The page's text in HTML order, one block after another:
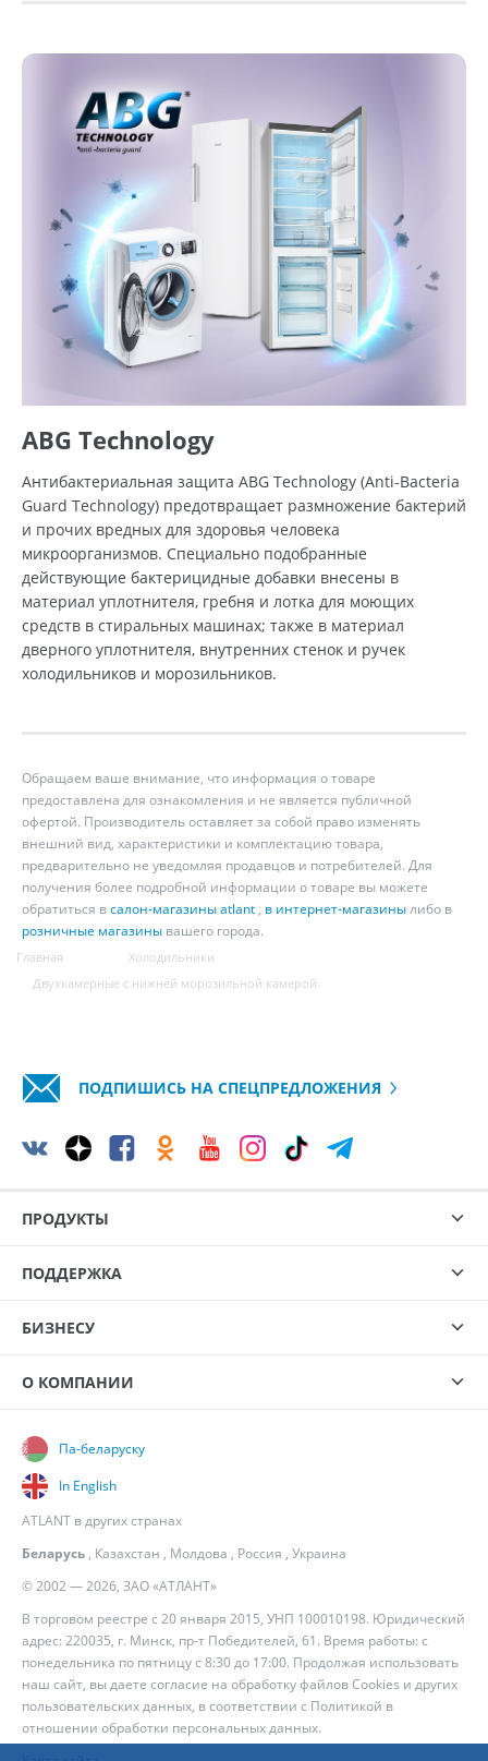
ABG Technology
Антибактериальная защита ABG Technology (Anti-Bacteria
Guard Technology) предотвращает размножение бактерий
и прочих вредных для здоровья человека
микроорганизмов. Специально подобранные
действующие бактерицидные добавки внесены в
материал уплотнителя, гребня и лотка для моющих
средств в стиральных машинах; также в материал
дверного уплотнителя, внутренних стенок и ручек
холодильников и морозильников.
Обращаем ваше внимание, что информация о товаре
предоставлена для ознакомления и не является публичной
офертой. Производитель оставляет за собой право изменять
внешний вид, характеристики и комплектацию товара,
предварительно не уведомляя продавцов и потребителей. Для
получения более подробной информации о товаре вы можете
обратиться всалон-магазины atlant , в интернет-магазинылибо в
розничные магазины вашего города.
Главная
Холодильники
Двухкамерные с нижней морозильной камерой
ПОДПИШИСЬ НА СПЕЦПРЕДЛОЖЕНИЯ
ПРОДУКТЫ
ПОДДЕРЖКА
БИЗНЕСУ
О КОМПАНИИ
© 2002 — 2026, ЗАО «АТЛАНТ»
В торговом реестре с 20 января 2015, УНП 100010198. Юридический
адрес: 220035, г. Минск, пр-т Победителей, 61. Время работы: с
понедельника по пятницу с 8:30 до 17:00. Продолжая использовать
наш сайт, вы даете согласие на обработку файлов Cookies и других
пользовательских данных, в соответствии с Политикой в
отношении обработки персональных данных.
Па-беларуску
In English
ATLANT в других странах
Беларусь , Казахстан , Молдова , Россия , Украина